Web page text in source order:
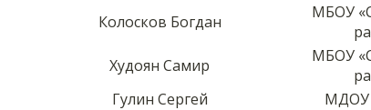
Колосков Богдан
МБОУ
Худоян Самир
МБОУ
Гулин Сергей
МДОУ